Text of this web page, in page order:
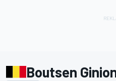
Boutsen